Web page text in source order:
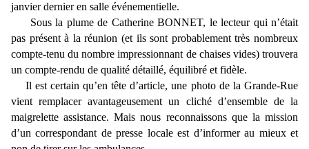
janvier dernier en salle événementielle.
Sous la plume de Catherine BONNET, le lecteur qui n’était
pas présent à la réunion (et ils sont probablement très nombreux
compte-tenu du nombre impressionnant de chaises vides) trouvera
un compte-rendu de qualité détaillé, équilibré et fidèle.
Il est certain qu’en tête d’article, une photo de la Grande-Rue
vient remplacer avantageusement un cliché d’ensemble de la
maigrelette assistance. Mais nous reconnaissons que la mission
d’un correspondant de presse locale est d’informer au mieux et